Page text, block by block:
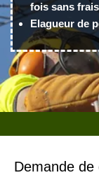
fois sans frais
Elagueur de
Demande